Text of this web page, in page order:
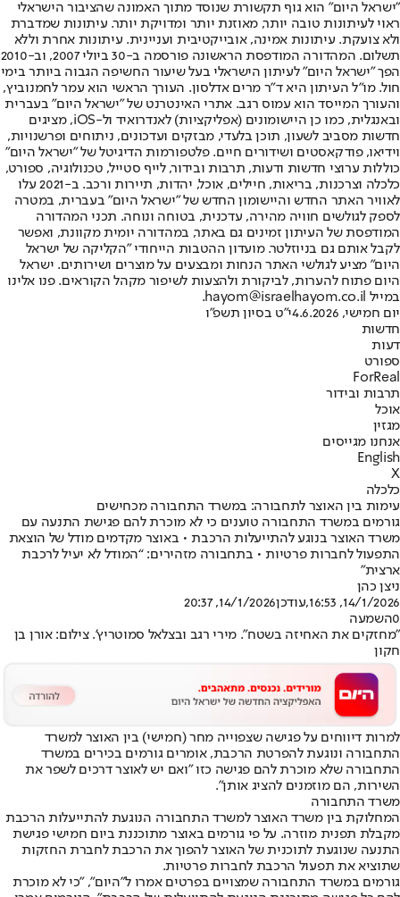
"ישראל היום" הוא גוף תקשורת שנוסד מתוך האמונה שהציבור הישראלי
ראוי לעיתונות טובה יותר, מאוזנת יותר ומדויקת יותר. עיתונות שמדברת
ולא צועקת. עיתונות אמינה, אובייקטיבית ועניינית. עיתונות אחרת וללא
תשלום. המהדורה המודפסת הראשונה פורסמה ב-30 ביולי 2007, וב-2010
הפך "ישראל היום" לעיתון הישראלי בעל שיעור החשיפה הגבוה ביותר בימי
חול. מו"ל העיתון היא ד"ר מרים אדלסון. העורך הראשי הוא עמר לחמנוביץ,
והעורך המייסד הוא עמוס רגב. אתרי האינטרנט של "ישראל היום" בעברית
ובאנגלית, כמו כן היישומונים (אפליקציות) לאנדרואיד ול-iOS, מציגים
חדשות מסביב לשעון, תוכן בלעדי, מבזקים ועדכונים, ניתוחים ופרשנויות,
וידיאו, פודקאסטים ושידורים חיים. פלטפורמות הדיגיטל של "ישראל היום"
כוללות ערוצי חדשות ודעות, תרבות ובידור, לייף סטייל, טכנולוגיה, ספורט,
כלכלה וצרכנות, בריאות, חיילים, אוכל, יהדות, תיירות ורכב. ב-2021 עלו
לאוויר האתר החדש והיישומון החדש של "ישראל היום" בעברית, במטרה
לספק לגולשים חוויה מהירה, עדכנית, בטוחה ונוחה. תכני המהדורה
המודפסת של העיתון זמינים גם באתר, במהדורה יומית מקוונת, ואפשר
לקבל אותם גם בניוזלטר. מועדון ההטבות הייחודי "הקליקה של ישראל
היום" מציע לגולשי האתר הנחות ומבצעים על מוצרים ושירותים. ישראל
היום פתוח להערות, לביקורת ולהצעות לשיפור מקהל הקוראים. פנו אלינו
במייל hayom@israelhayom.co.il.
יום חמישי, 4.6.2026
י"ט בסיון תשפ"ו
חדשות
דעות
ספורט
ForReal
תרבות ובידור
אוכל
מגזין
אנחנו מגייסים
English
X
כלכלה
עימות בין האוצר לתחבורה: במשרד התחבורה מכחישים
גורמים במשרד התחבורה טוענים כי לא מוכרת להם פגישת התנעה עם
משרד האוצר בנוגע להתייעלות הרכבת • באוצר מקדמים מודל של הוצאת
התפעול לחברות פרטיות • בתחבורה מזהירים: “המודל לא יעיל לרכבת
ארצית”
ניצן כהן
14/1/2026, 16:53
,עודכן14/1/2026, 20:37
0השמעה
"מחזקים את האחיזה בשטח". מירי רגב ובצלאל סמוטריץ'. צילום: אורן בן
חקון
למרות דיווחים על פגישה שצפוייה מחר (חמישי) בין האוצר למשרד
התחבורה ונוגעת להפרטת הרכבת, אומרים גורמים בכירים במשרד
התחבורה שלא מוכרת להם פגישה כזו "ואם יש לאוצר דרכים לשפר את
השירות, הם מוזמנים להציג אותן".
משרד התחבורה
המחלוקת בין משרד האוצר למשרד התחבורה הנוגעת להתייעלות הרכבת
מקבלת תפנית מוזרה. על פי גורמים באוצר מתוכננת ביום חמישי פגישת
התנעה שנוגעת לתוכנית של האוצר להפוך את הרכבת לחברת החזקות
שתוציא את תפעול הרכבת לחברות פרטיות.
גורמים במשרד התחבורה שמצויים בפרטים אמרו ל״היום״, "כי לא מוכרת